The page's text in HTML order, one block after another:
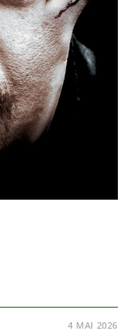
4 MAI 2026